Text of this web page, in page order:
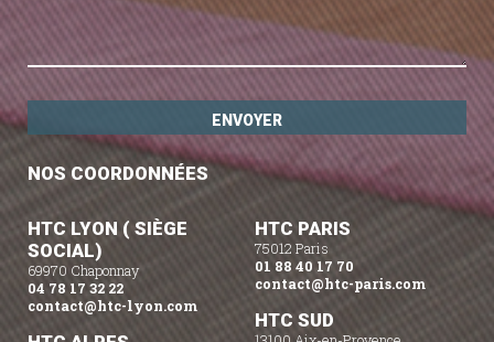
NOS COORDONNÉES
HTC LYON ( SIÈGE
SOCIAL)
69970 Chaponnay
04 78 17 32 22
contact@htc-lyon.com
HTC PARIS
75012 Paris
01 88 40 17 70
contact@htc-paris.com
HTC SUD